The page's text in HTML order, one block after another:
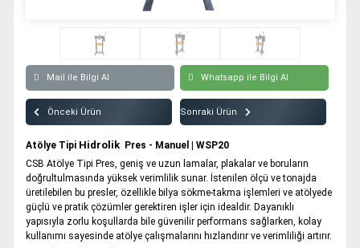
Atölye Tipi Hidrolik Pres | WSP180
Atölye Tipi Hidrolik Pres | WSP200
Atölye Tipi Hidrolik Pres | WSP250
Atölye Tipi Hidrolik Pres | WSP300
Atölye Tipi Hidrolik Pres | WSP400
Atölye Tipi Hidrolik Pres | WSP500
Mail ile Bilgi Al Whatsapp ile Bilgi Al
Önceki Ürün Sonraki Ürün
Atölye Tipi Hidrolik Pres - Manuel | WSP20
CSB Atölye Tipi Pres, geniş ve uzun lamalar, plakalar ve boruların
doğrultulmasında yüksek verimlilik sunar. İstenilen ölçü ve tonajda
üretilebilen bu presler, özellikle bilya sökme-takma işlemleri ve atölyede
güçlü ve pratik çözümler gerektiren işler için idealdir. Dayanıklı
yapısıyla zorlu koşullarda bile güvenilir performans sağlarken, kolay
kullanımı sayesinde atölye çalışmalarını hızlandırır ve verimliliği artırır.